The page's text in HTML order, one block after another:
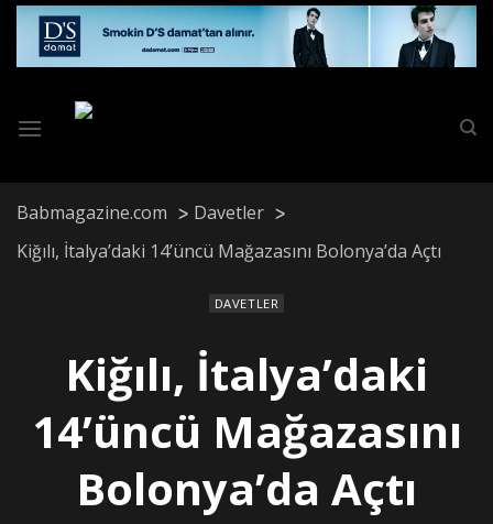
Skip
content
Babmagazine.com
Davetler
Kiğılı, İtalya’daki 14’üncü Mağazasını Bolonya’da Açtı
DAVETLER
Kiğılı, İtalya’daki
14’üncü Mağazasını
Bolonya’da Açtı